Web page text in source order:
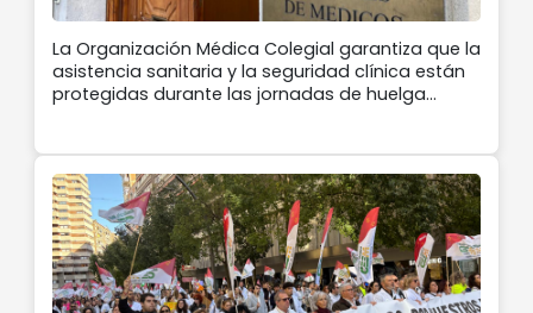
La Organización Médica Colegial garantiza que la
asistencia sanitaria y la seguridad clínica están
protegidas durante las jornadas de huelga